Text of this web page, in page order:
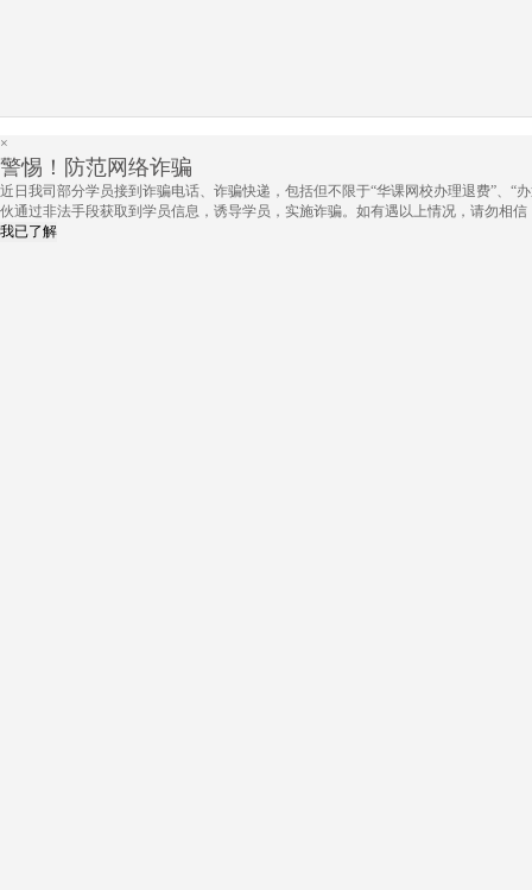
×
警惕！防范网络诈骗
近日我司部分学员接到诈骗电话、诈骗快递，包括但不限于“华课网校办理退费”、“
伙通过非法手段获取到学员信息，诱导学员，实施诈骗。如有遇以上情况，请勿相
我已了解